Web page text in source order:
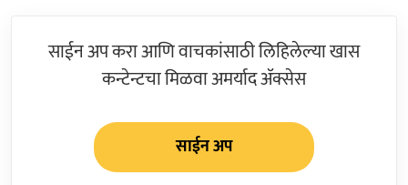
साईन अप करा आणि वाचकांसाठी लिहिलेल्या खास
कन्टेन्टचा मिळवा अमर्याद ॲक्सेस
साईन अप